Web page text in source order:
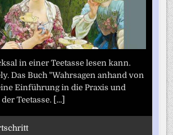
in einer Teetasse lesen kann.
Das Buch "Wahrsagen anhand von
Einführung in die Praxis und
Teetasse.
[...]